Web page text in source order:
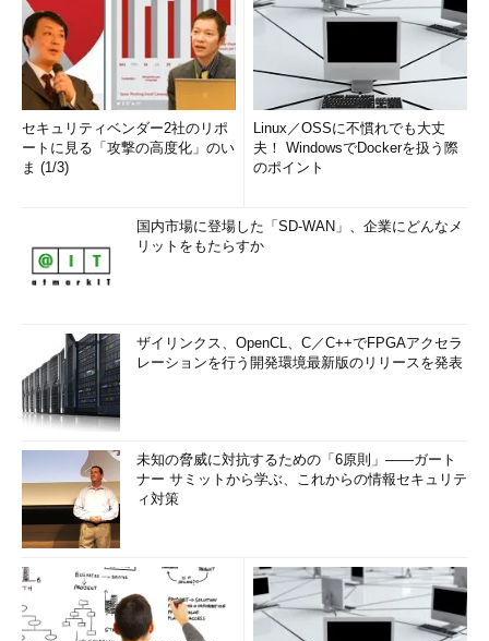
セキュリティベンダー2社のリポ
ートに見る「攻撃の高度化」のい
ま (1/3)
Linux／OSSに不慣れでも大丈
夫！ WindowsでDockerを扱う際
のポイント
国内市場に登場した「SD-WAN」、企業にどんなメ
リットをもたらすか
ザイリンクス、OpenCL、C／C++でFPGAアクセラ
レーションを行う開発環境最新版のリリースを発表
未知の脅威に対抗するための「6原則」――ガート
ナー サミットから学ぶ、これからの情報セキュリテ
ィ対策